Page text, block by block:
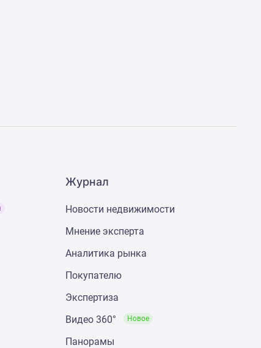
Журнал
Новости недвижимости
Мнение эксперта
Аналитика рынка
Покупателю
Экспертиза
Видео 360°
Новое
Панорамы